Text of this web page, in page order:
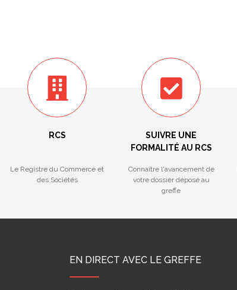
RCS
Le Registre du Commerce et
des Sociétés
SUIVRE UNE
FORMALITÉ AU RCS
Connaître l'avancement de
votre dossier déposé au
greffe
EN DIRECT AVEC LE GREFFE